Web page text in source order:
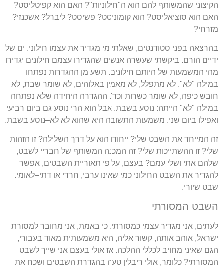
הקיצוני שהמשותף להם הוא ה"חילוניות"? האם הוא קפיטליסט?
האם הוא סוציאליסט? הוא קומוניסט? פשיסט? ליברל? אשכנזי?
מזרחי?
בהרצאה בפני סטודנטים, שאלתי מי מגדיר את עצמו חילוני. ים של
ידיים הורם. ביקשתי שעשרה אנשים שהגדירו עצמם חילונים יגדירו
מהי המשמעות של היותם חילונים. תשע מן ההגדרות נפתחו
במילה "לא". לא מתפלל, לא מאמין באלוהים, לא שומר שבת, לא
חובש כיפה, לא שומר כשרות וכד'. ההגדרה היחידה שלא נפתחה
במילה "לא" הייתה: נוסע בשבת. אבל הוא הרי נוסע גם ביום רביעי
ואפילו ביום שני. משמעות התשובה היא שהוא לא לא–נוסע בשבת.
זה המייחד את השבט שלי? ייחודו הוא על דרך השלילה? זו הזהות
שלי? זו ההשתייכות שלי? זה המכנה המשותף של חבריי לשבט,
שלהם אתי ושלי עמם? בעצם, על פי תאוריית השבטים, אפשר
להגדיר את השבט החילוני כמי שאינו ערבי, חרדי או דתי–לאומי.
שבט שיורי.
השבט המסורתי
לעתים, אני מגדיר עצמי כמסורתי. כי באמת, אני מחובר למסורת
ישראל, אוהב אותה, קשור אליה, היא משמעותית מאוד בעבורי,
הגם שאיני מחויב לכללי ההלכה. אז אולי בעצם אני שייך לשבט
המסורתי? כלומר, אולי ריבלין טעה בהגדרת השבטים ושכח את